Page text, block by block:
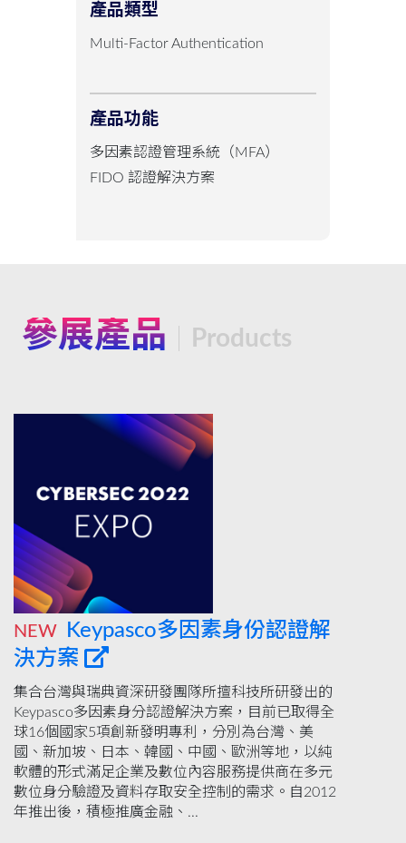
產品類型
Multi-Factor Authentication
產品功能
多因素認證管理系統（MFA）
FIDO 認證解決方案
參展產品 Products
NEW
Keypasco多因素身份認證解
決方案
集合台灣與瑞典資深研發團隊所擅科技所研發出的
Keypasco多因素身分認證解決方案，目前已取得全
球16個國家5項創新發明專利，分別為台灣、美
國、新加坡、日本、韓國、中國、歐洲等地，以純
軟體的形式滿足企業及數位內容服務提供商在多元
數位身分驗證及資料存取安全控制的需求。自2012
年推出後，積極推廣金融、...